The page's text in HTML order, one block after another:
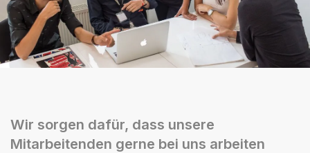
Wir sorgen dafür, dass unsere
Mitarbeitenden gerne bei uns arbeiten